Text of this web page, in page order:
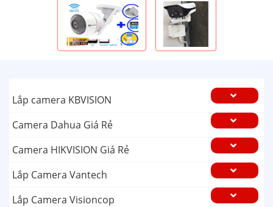
Lắp camera KBVISION
Camera Dahua Giá Rẻ
Camera HIKVISION Giá Rẻ
Lắp Camera Vantech
Lắp Camera Visioncop